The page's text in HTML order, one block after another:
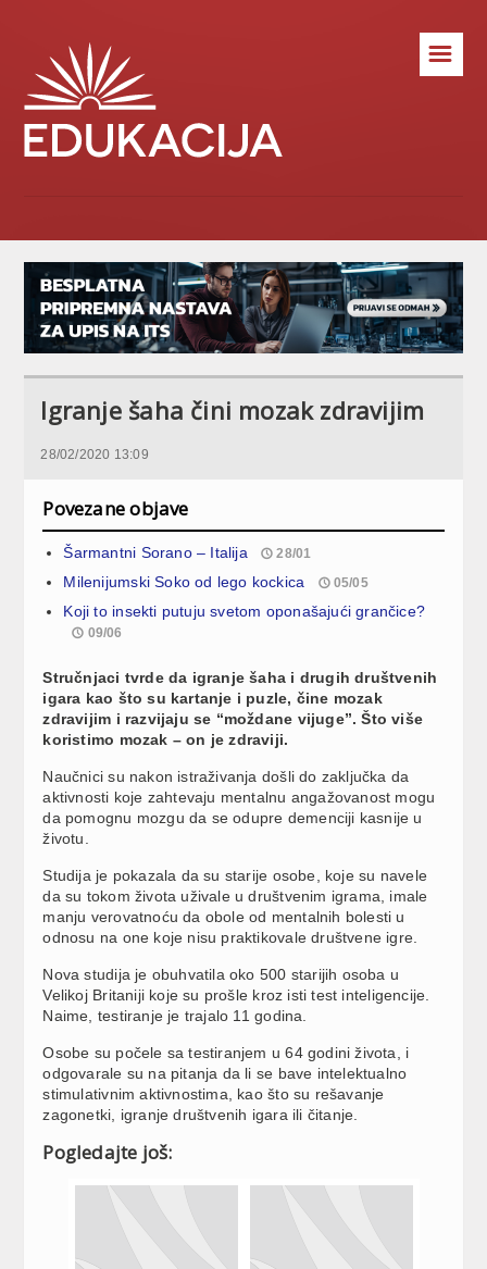
☰
Igranje šaha čini mozak zdravijim
28/02/2020 13:09
Povezane objave
Šarmantni Sorano – Italija 28/01
Milenijumski Soko od lego kockica 05/05
Koji to insekti putuju svetom oponašajući grančice?
09/06
Stručnjaci tvrde da igranje šaha i drugih društvenih
igara kao što su kartanje i puzle, čine mozak
zdravijim i razvijaju se “moždane vijuge”. Što više
koristimo mozak – on je zdraviji.
Naučnici su nakon istraživanja došli do zaključka da
aktivnosti koje zahtevaju mentalnu angažovanost mogu
da pomognu mozgu da se odupre demenciji kasnije u
životu.
Studija je pokazala da su starije osobe, koje su navele
da su tokom života uživale u društvenim igrama, imale
manju verovatnoću da obole od mentalnih bolesti u
odnosu na one koje nisu praktikovale društvene igre.
Nova studija je obuhvatila oko 500 starijih osoba u
Velikoj Britaniji koje su prošle kroz isti test inteligencije.
Naime, testiranje je trajalo 11 godina.
Osobe su počele sa testiranjem u 64 godini života, i
odgovarale su na pitanja da li se bave intelektualno
stimulativnim aktivnostima, kao što su rešavanje
zagonetki, igranje društvenih igara ili čitanje.
Pogledajte još: